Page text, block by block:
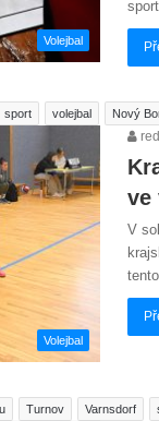
Volejbal
sport volejbal Nový
Volejbal
ve
V
Turnov Varnsdorf